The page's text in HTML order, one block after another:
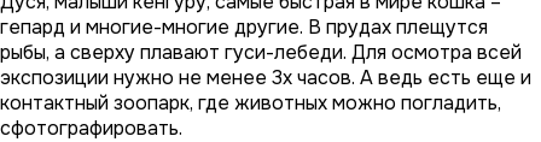
гепард и многие-многие другие. В прудах плещутся
рыбы, а сверху плавают гуси-лебеди. Для осмотра всей
экспозиции нужно не менее 3х часов. А ведь есть еще и
контактный зоопарк, где животных можно погладить,
сфотографировать.